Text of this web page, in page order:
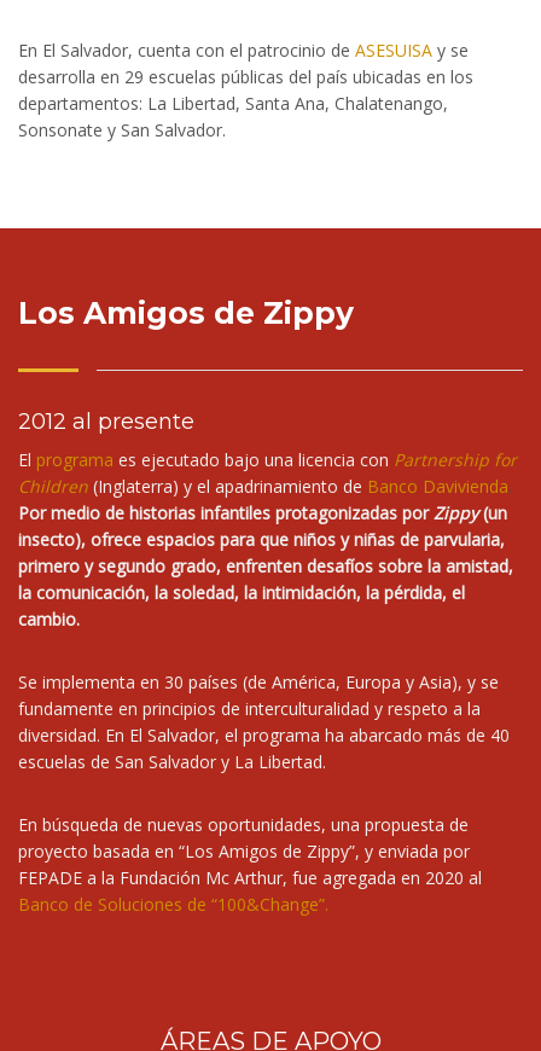
En El Salvador, cuenta con el patrocinio de ASESUISA y se
desarrolla en 29 escuelas públicas del país ubicadas en los
departamentos: La Libertad, Santa Ana, Chalatenango,
Sonsonate y San Salvador.
Los Amigos de Zippy
2012 al presente
El programa es ejecutado bajo una licencia con Partnership for
Children (Inglaterra) y el apadrinamiento de Banco Davivienda.
Por medio de historias infantiles protagonizadas porZippy(un
insecto), ofrece espacios para que niños y niñas de parvularia,
primero y segundo grado, enfrenten desafíos sobre la amistad,
la comunicación, la soledad, la intimidación, la pérdida, el
cambio.
Se implementa en 30 países (de América, Europa y Asia), y se
fundamente en principios de interculturalidad y respeto a la
diversidad. En El Salvador, el programa ha abarcado más de 40
escuelas de San Salvador y La Libertad.
En búsqueda de nuevas oportunidades, una propuesta de
proyecto basada en “Los Amigos de Zippy”, y enviada por
FEPADE a la Fundación Mc Arthur, fue agregada en 2020 al
Banco de Soluciones de “100&Change”.
ÁREAS DE APOYO